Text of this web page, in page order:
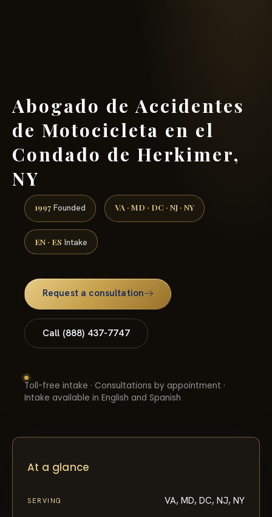
Abogado de Accidentes
de Motocicleta en el
Condado de Herkimer,
NY
1997 Founded VA · MD · DC · NJ · NY
EN · ES Intake
Request a consultation
Call (888) 437-7747
Toll-free intake · Consultations by appointment ·
Intake available in English and Spanish
At a glance
SERVING VA, MD, DC, NJ, NY